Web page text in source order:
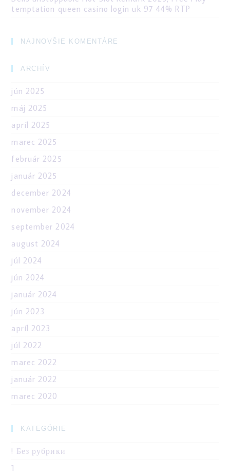
temptation queen casino login uk 97 44% RTP
NAJNOVŠIE KOMENTÁRE
ARCHÍV
jún 2025
máj 2025
apríl 2025
marec 2025
február 2025
január 2025
december 2024
november 2024
september 2024
august 2024
júl 2024
jún 2024
január 2024
jún 2023
apríl 2023
júl 2022
marec 2022
január 2022
marec 2020
KATEGÓRIE
! Без рубрики
1